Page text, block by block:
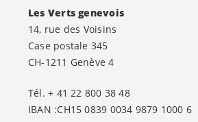
Les Verts genevois
14, rue des Voisins
Case postale 345
CH-1211 Genève 4
Tél. + 41 22 800 38 48
IBAN :CH15 0839 0034 9879 1000 6